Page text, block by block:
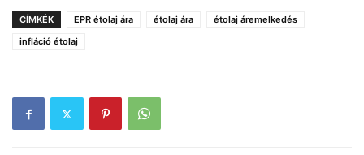
CÍMKÉK EPR étolaj ára étolaj ára
étolaj áremelkedés
infláció étolaj